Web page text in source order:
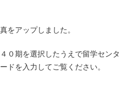
をアップしました。
０期を選択したうえで留学センタ
ドを入力してご覧ください。